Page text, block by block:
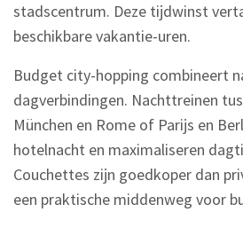
stadscentrum. Deze tijdwinst
beschikbare vakantie-uren.
Budget city-hopping combineert
dagverbindingen. Nachttreinen
München en Rome of Parijs en
hotelnacht en maximaliseren
Couchettes zijn goedkoper dan
een praktische middenweg voor